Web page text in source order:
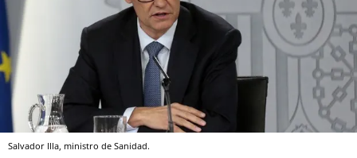
Salvador Illa, ministro de Sanidad.